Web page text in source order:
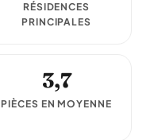
RÉSIDENCES
PRINCIPALES
3,7
PIÈCES EN MOYENNE